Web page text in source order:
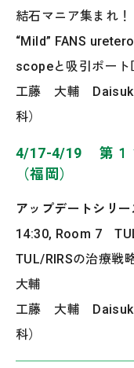
結石マニア集まれ
“Mild” FANS
scopeと吸引ポート
工藤 大輔
科）
4/17-4/19 第１
（福岡）
アップデートシリ
14:30, Room 7
TUL/RIRSの治療戦
大輔
工藤 大輔
科）